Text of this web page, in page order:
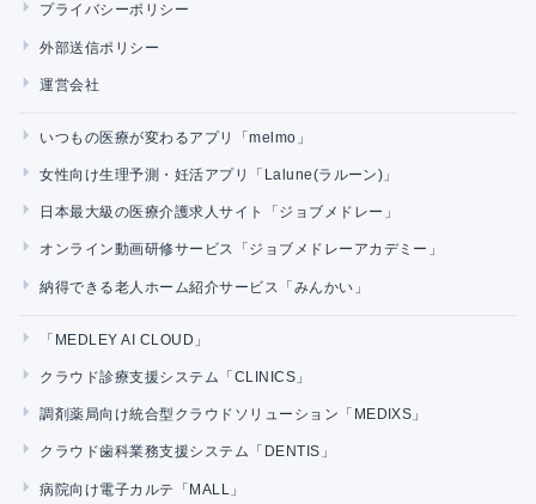
プライバシーポリシー
外部送信ポリシー
運営会社
いつもの医療が変わるアプリ「melmo」
女性向け生理予測・妊活アプリ「Lalune(ラルーン)」
日本最大級の医療介護求人サイト「ジョブメドレー」
オンライン動画研修サービス「ジョブメドレーアカデミー」
納得できる老人ホーム紹介サービス「みんかい」
「MEDLEY AI CLOUD」
クラウド診療支援システム「CLINICS」
調剤薬局向け統合型クラウドソリューション「MEDIXS」
クラウド歯科業務支援システム「DENTIS」
病院向け電子カルテ「MALL」